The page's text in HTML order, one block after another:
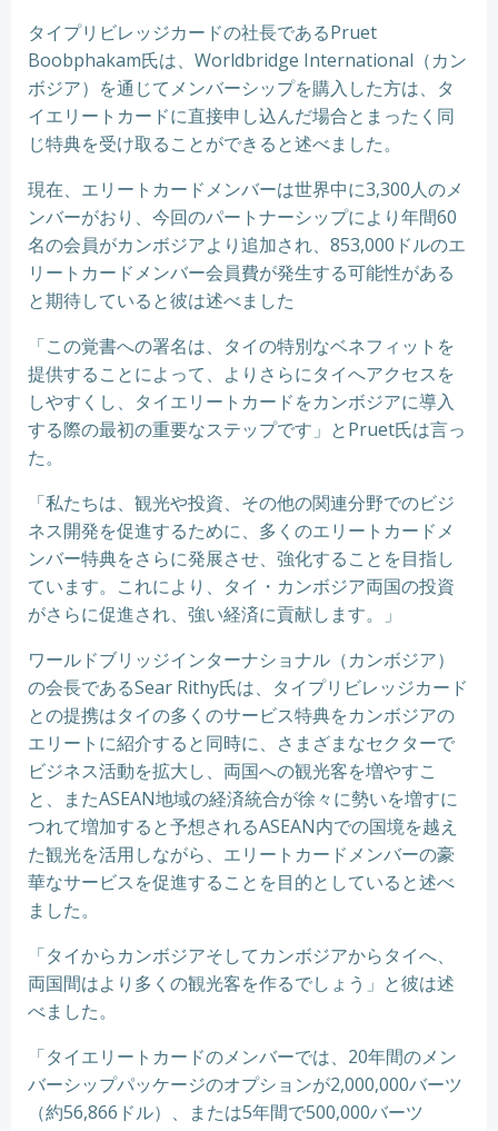
タイプリビレッジカードの社長であるPruet
Boobphakam氏は、Worldbridge International（カン
ボジア）を通じてメンバーシップを購入した方は、タ
イエリートカードに直接申し込んだ場合とまったく同
じ特典を受け取ることができると述べました。
現在、エリートカードメンバーは世界中に3,300人のメ
ンバーがおり、今回のパートナーシップにより年間60
名の会員がカンボジアより追加され、853,000ドルのエ
リートカードメンバー会員費が発生する可能性がある
と期待していると彼は述べました
「この覚書への署名は、タイの特別なベネフィットを
提供することによって、よりさらにタイへアクセスを
しやすくし、タイエリートカードをカンボジアに導入
する際の最初の重要なステップです」とPruet氏は言っ
た。
「私たちは、観光や投資、その他の関連分野でのビジ
ネス開発を促進するために、多くのエリートカードメ
ンバー特典をさらに発展させ、強化することを目指し
ています。これにより、タイ・カンボジア両国の投資
がさらに促進され、強い経済に貢献します。」
ワールドブリッジインターナショナル（カンボジア）
の会長であるSear Rithy氏は、タイプリビレッジカード
との提携はタイの多くのサービス特典をカンボジアの
エリートに紹介すると同時に、さまざまなセクターで
ビジネス活動を拡大し、両国への観光客を増やすこ
と、またASEAN地域の経済統合が徐々に勢いを増すに
つれて増加すると予想されるASEAN内での国境を越え
た観光を活用しながら、エリートカードメンバーの豪
華なサービスを促進することを目的としていると述べ
ました。
「タイからカンボジアそしてカンボジアからタイへ、
両国間はより多くの観光客を作るでしょう」と彼は述
べました。
「タイエリートカードのメンバーでは、20年間のメン
バーシップパッケージのオプションが2,000,000バーツ
（約56,866ドル）、または5年間で500,000バーツ